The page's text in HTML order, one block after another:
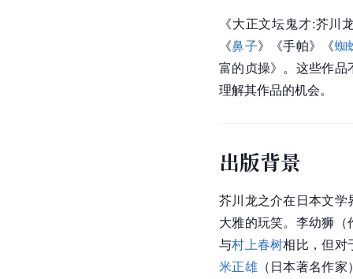
《大正文坛鬼才:芥川
《鼻子》《手帕》《蜘
富的贞操》。这些作品
理解其作品的机会。
出版背景
芥川龙之介在日本文学
大雅的玩笑。李幼狮
与村上春树相比，但对
米正雄（日本著名作家